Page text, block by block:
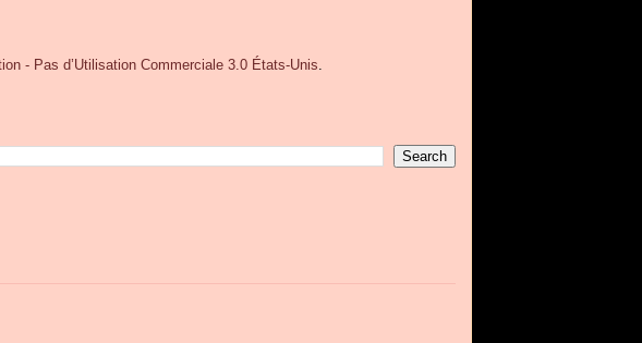
- Pas d’Utilisation Commerciale 3.0 États-Unis